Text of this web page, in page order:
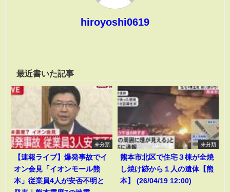
hiroyoshi0619
最近書いた記事
未分類
【速報ライブ】爆発事故でイ
オン会見「イオンモール熊
本」従業員4人が安否不明と
未分類
熊本市北区で住宅３棟が全焼
し焼け跡から１人の遺体【熊
本】 (26/04/19 12:00)